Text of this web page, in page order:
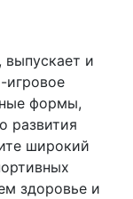
и
игровое
формы,
развития
широкий
здоровье и